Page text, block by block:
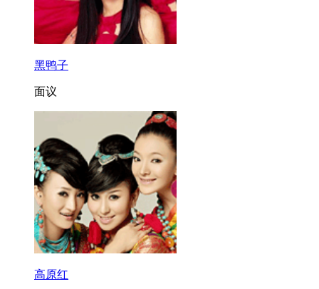
黑鸭子
面议
高原红